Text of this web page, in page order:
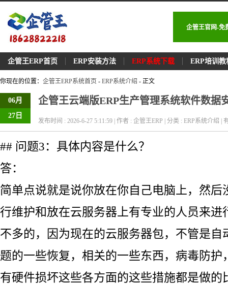
企管王官网-免
企管王ERP首页 ERP安装方法 ERP系统下载 ERP培训教
你现在的位置： 企管王ERP系统首页 - ERP系统介绍 - 正文
06月
27日
企管王云端版ERP生产管理系统软件数据
发布时间 : 2026-6-27 5:11:59 | 作者 : 企管王ERP | 分类 : ERP系统介绍 |
## 问题3：具体内容是什么？
答：
简单点说就是说你放在你自己电脑上，然后
行维护和放在云服务器上有专业的人员来进
不多的，因为现在的云服务器包，不管是自
题的一些恢复，相关的一些东西，病毒防护
有硬件损坏这些各方面的这些措施都是做的